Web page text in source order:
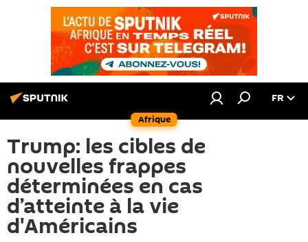
Afrique
FR
Trump: les cibles de
nouvelles frappes
déterminées en cas
d’atteinte à la vie
d'Américains